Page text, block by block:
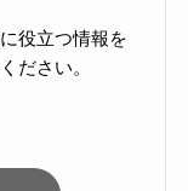
役立つ情報を
ださい。